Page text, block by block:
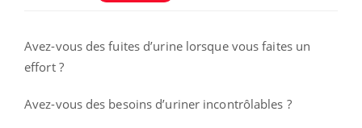
Avez-vous des fuites d’urine lorsque vous faites un
effort ?
Avez-vous des besoins d’uriner incontrôlables ?